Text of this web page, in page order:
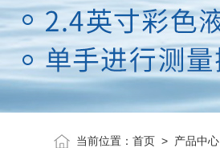
当前位置：首页 > 产品中心